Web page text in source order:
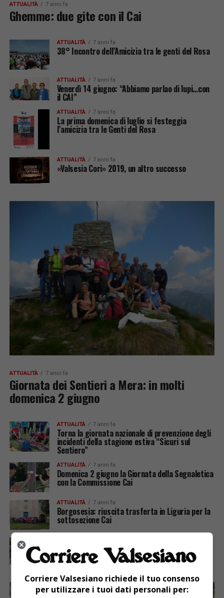
ATTUALITÀ 7 anni fa
Ghemme: due gite con il Cai
ATTUALITÀ 7 anni fa
38° Incontro dell’Amicizia tra le genti del Rosa
ATTUALITÀ 7 anni fa
Venerdì 14 giugno: “Abbiamo parlao di lupi…con
il CAI”
ATTUALITÀ 7 anni fa
La prima domenica di luglio si festeggia
l’amicizia tra le Genti del Rosa
ATTUALITÀ 7 anni fa
«Valsesia Cori» 2019, un altro successo
ATTUALITÀ 7 anni fa
Giornata dei Sentieri a Mera: in molti
domenica 2 giugno
ATTUALITÀ 7 anni fa
Torna la giornata nazionale di prevenzione degli
incidenti della stagione estiva “Sicuri sul
Sentiero”
ATTUALITÀ 7 anni fa
Domenica 2 giugno la Giornata della Segnaletica
con la Commissione Cai
ATTUALITÀ 7 anni fa
Borgosesia: riuscita trasferta in Liguria per la
sottosezione Cai
XX edizione di Transumando: in programma
sabato 25 maggio
Corriere Valsesiano richiede il tuo consenso
per utilizzare i tuoi dati personali per: